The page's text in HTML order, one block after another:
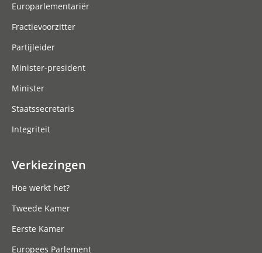
Europarlementariër
Fractievoorzitter
Partijleider
Minister-president
Minister
Staatssecretaris
Integriteit
Verkiezingen
Hoe werkt het?
Tweede Kamer
Eerste Kamer
Europees Parlement